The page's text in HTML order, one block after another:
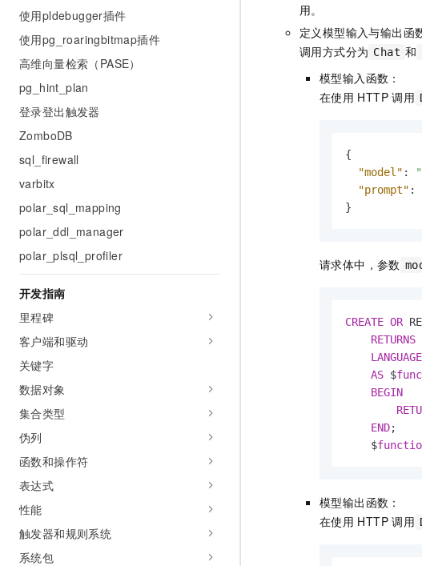
使用pldebugger插件
使用pg_roaringbitmap插件
高维向量检索（PASE）
pg_hint_plan
登录登出触发器
ZomboDB
sql_firewall
varbitx
polar_sql_mapping
polar_ddl_manager
polar_plsql_profiler
开发指南
里程碑
客户端和驱动
关键字
数据对象
集合类型
伪列
函数和操作符
表达式
性能
触发器和规则系统
系统包
用。
定义模型输入与输出函
调用方式分为 Chat 和
模型输入函数：
在使用 HTTP 调用
{
"model" :
"prompt" :
}
请求体中，参数
CREATE OR
RETURNS
LANGUAGE
AS $
BEGIN
END;
    $
模型输出函数：
在使用 HTTP 调用